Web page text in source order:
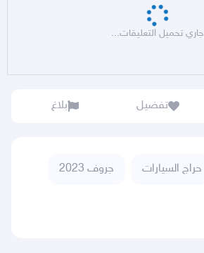
جاري تحميل التعليقات...
تفضيل بلاغ
حراج السيارات جروف 2023